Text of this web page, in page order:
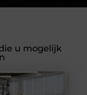
u mogelijk